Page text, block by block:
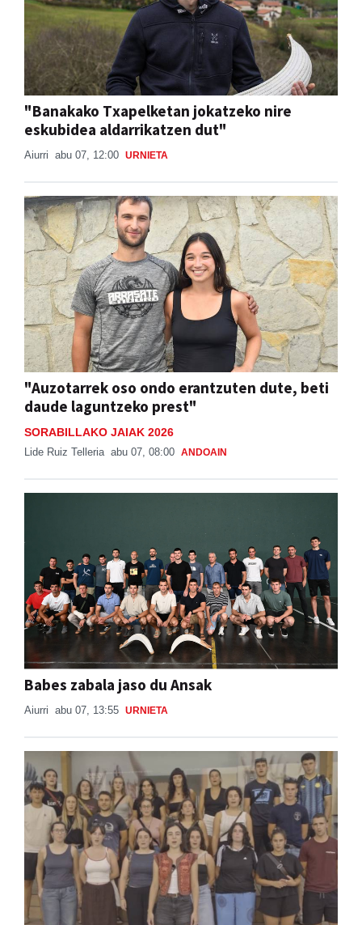
"Banakako Txapelketan jokatzeko nire
eskubidea aldarrikatzen dut"
Aiurri abu 07, 12:00 URNIETA
"Auzotarrek oso ondo erantzuten dute, beti
daude laguntzeko prest"
SORABILLAKO JAIAK 2026
Lide Ruiz Telleria abu 07, 08:00 ANDOAIN
Babes zabala jaso du Ansak
Aiurri abu 07, 13:55 URNIETA